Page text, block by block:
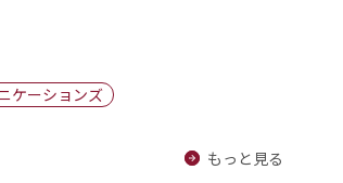
棋王戦
ケーションズ
もっと見る